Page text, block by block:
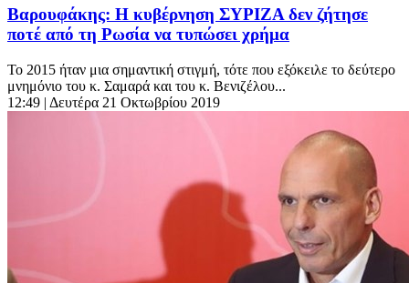
Βαρουφάκης: Η κυβέρνηση ΣΥΡΙΖΑ δεν ζήτησε
ποτέ από τη Ρωσία να τυπώσει χρήμα
Το 2015 ήταν μια σημαντική στιγμή, τότε που εξόκειλε το δεύτερο
μνημόνιο του κ. Σαμαρά και του κ. Βενιζέλου...
12:49 | Δευτέρα 21 Οκτωβρίου 2019